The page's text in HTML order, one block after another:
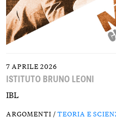
7 APRILE 2026
ISTITUTO BRUNO LEONI
IBL
ARGOMENTI / TEORIA E